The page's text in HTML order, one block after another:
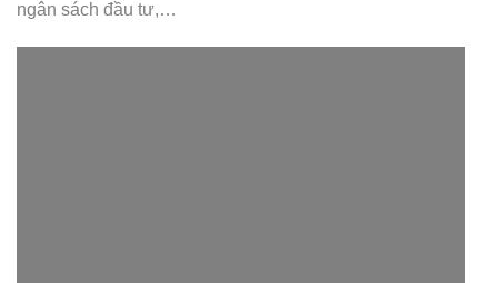
ngân sách đầu tư,…